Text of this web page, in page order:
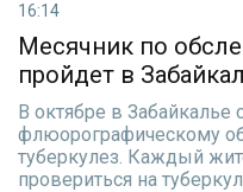
16:14
Месячник по
пройдет в
В октябре в Забайкалье
флюорографическому
туберкулез. Каждый
провериться на